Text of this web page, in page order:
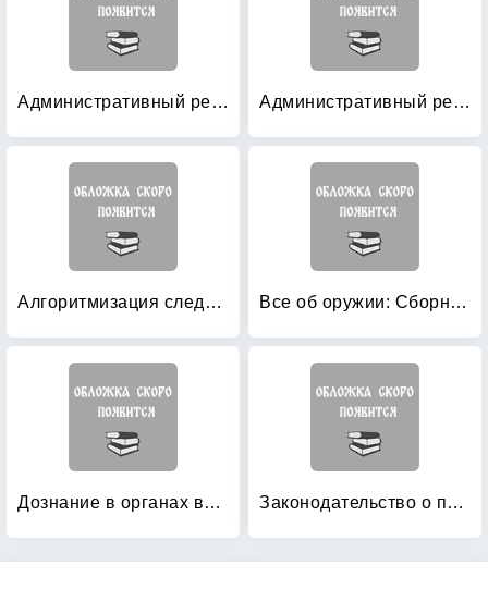
Административный регламент Министерства внутренних дел Российской Федерации исполнения государственной функции по контролю и надзору за соблюдением участниками дорожного движения требований в области обеспечения безопасности дорожного движения Административный регламент федеральной миграционной службы России
Алгоритмизация следственной деятельности Все об оружии: Сборник нормативных актов
Дознание в органах внутренних дел: пособие для подготовки к экзаменам Законодательство о полиции: 2012